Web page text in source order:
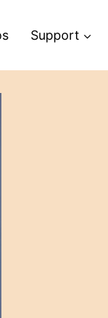
Support